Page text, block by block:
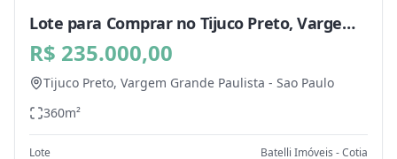
Lote para Comprar no Tijuco Preto, Vargem
Grande Paulista - SP
R$ 235.000,00
Tijuco Preto, Vargem Grande Paulista - Sao Paulo
360m²
Lote Batelli Imóveis - Cotia